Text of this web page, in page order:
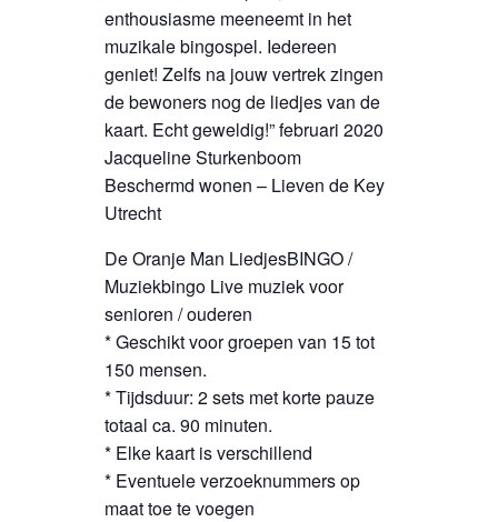
enthousiasme meeneemt in het
muzikale bingospel. Iedereen
geniet! Zelfs na jouw vertrek zingen
de bewoners nog de liedjes van de
kaart. Echt geweldig!” februari 2020
Jacqueline Sturkenboom
Beschermd wonen – Lieven de Key
Utrecht
De Oranje Man LiedjesBINGO /
Muziekbingo Live muziek voor
senioren / ouderen
* Geschikt voor groepen van 15 tot
150 mensen.
* Tijdsduur: 2 sets met korte pauze
totaal ca. 90 minuten.
* Elke kaart is verschillend
* Eventuele verzoeknummers op
maat toe te voegen